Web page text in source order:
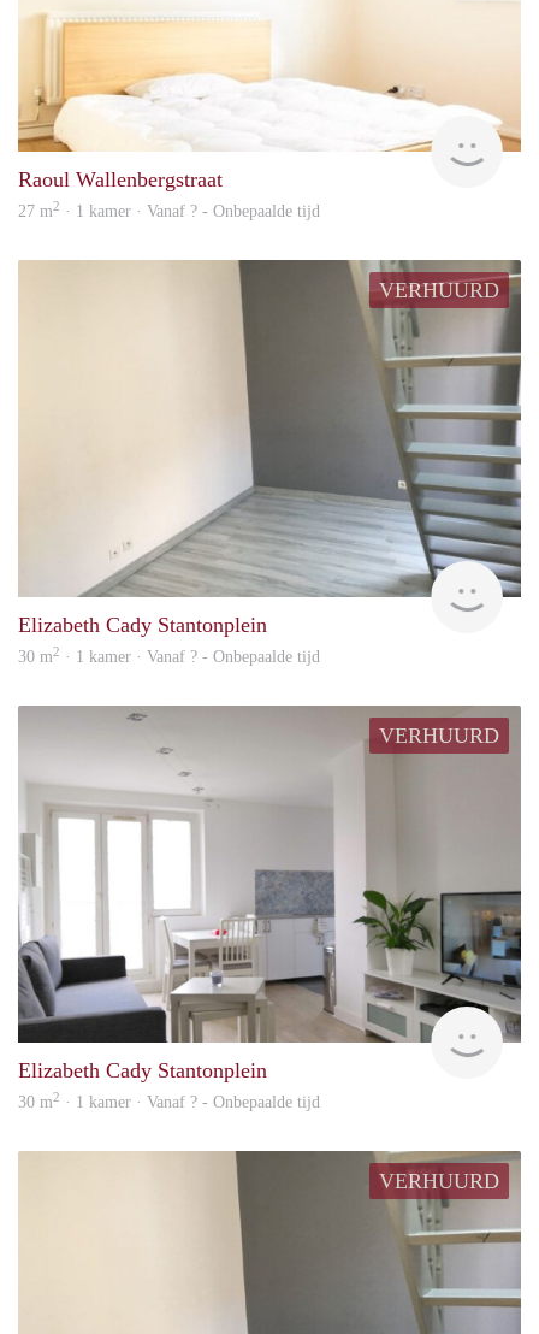
Raoul Wallenbergstraat
27 m2 · 1 kamer · Vanaf ? - Onbepaalde tijd
VERHUURD
rent
Elizabeth Cady Stantonplein
30 m2 · 1 kamer · Vanaf ? - Onbepaalde tijd
VERHUURD
Elizabeth Cady Stantonplein
30 m2 · 1 kamer · Vanaf ? - Onbepaalde tijd
VERHUURD